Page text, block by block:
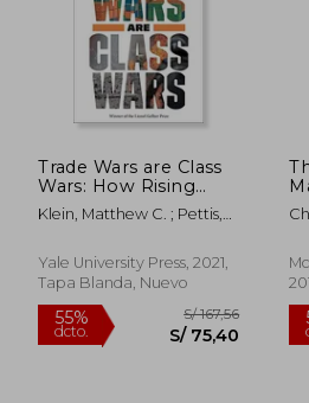
Trade Wars are Class
Wars: How Rising
Inequality Distorts the
Global Economy and
International Peace
(en Inglés)
Klein, Matthew C. ; Pettis,
Yale University Press, 2021,
Tapa Blanda, Nuevo